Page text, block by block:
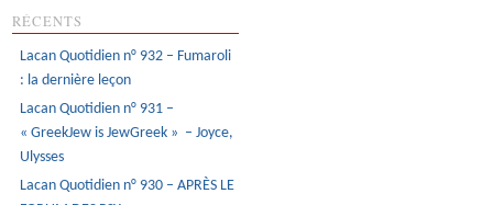
RÉCENTS
Lacan Quotidien n° 932 – Fumaroli
: la dernière leçon
Lacan Quotidien n° 931 –
« GreekJew is JewGreek » – Joyce,
Ulysses
Lacan Quotidien n° 930 – APRÈS LE